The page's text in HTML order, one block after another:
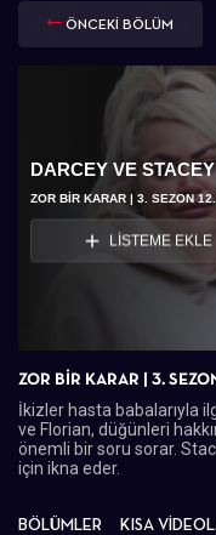
ÖNCEKİ BÖLÜM
DARCEY VE STACEY
ZOR BİR KARAR | 3. SEZON
LİSTEME EKLE
ZOR BİR KARAR | 3.
İkizler hasta babalarıyla
ve Florian, düğünleri
önemli bir soru sorar.
için ikna eder.
BÖLÜMLER KISA